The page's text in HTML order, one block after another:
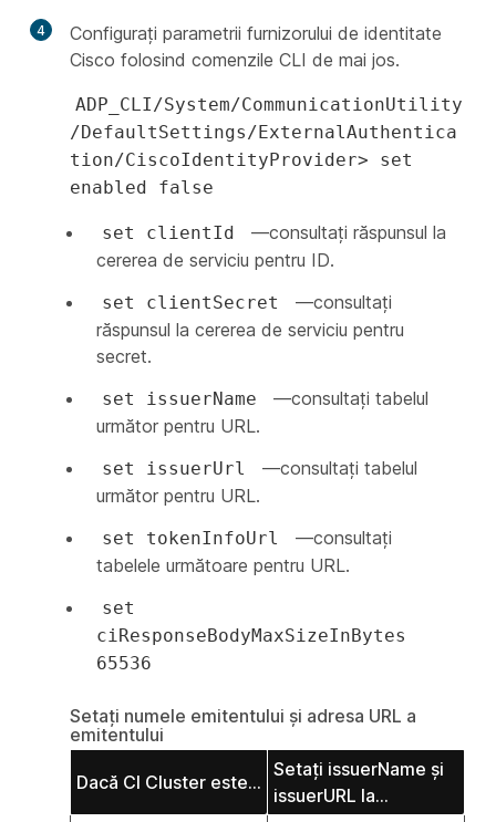
4
Configurați parametrii furnizorului de identitate
Cisco folosind comenzile CLI de mai jos.
ADP_CLI/System/CommunicationUtility
/DefaultSettings/ExternalAuthentica
tion/CiscoIdentityProvider> set
enabled false
set clientId
—consultați răspunsul la
cererea de serviciu pentru ID.
set clientSecret
—consultați
răspunsul la cererea de serviciu pentru
secret.
set issuerName
—consultați tabelul
următor pentru URL.
set issuerUrl
—consultați tabelul
următor pentru URL.
set tokenInfoUrl
—consultați
tabelele următoare pentru URL.
set
ciResponseBodyMaxSizeInBytes
65536
Setați numele emitentului și adresa URL a
emitentului
Dacă CI Cluster este...
Setați issuerName și
issuerURL la...